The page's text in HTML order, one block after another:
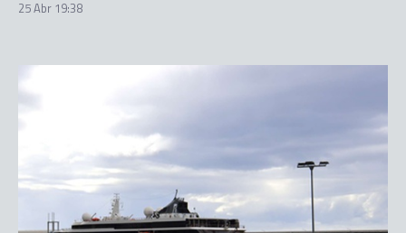
25 Abr 19:38